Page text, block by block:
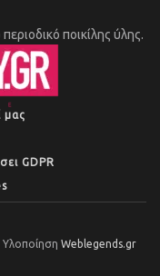
ποικίλης ύλης.
μας
GDPR
Υλοποίηση Weblegends.gr